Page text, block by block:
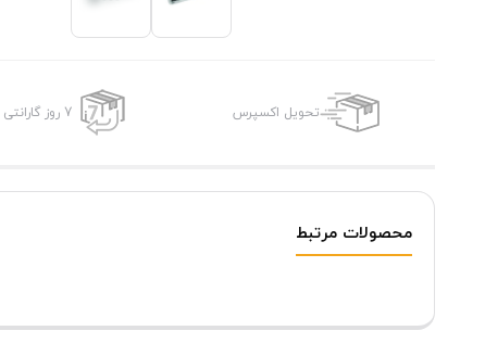
تحویل اکسپرس 7 روز گارانتی بازگشت وجه
محصولات مرتبط